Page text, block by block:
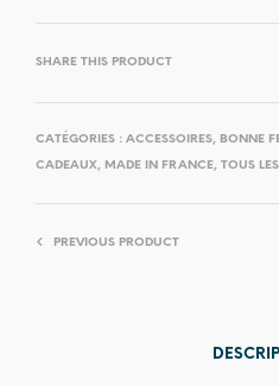
SHARE THIS PRODUCT
CATÉGORIES : ACCESSOIRES, BONNE
CADEAUX, MADE IN FRANCE, TOUS
PREVIOUS PRODUCT